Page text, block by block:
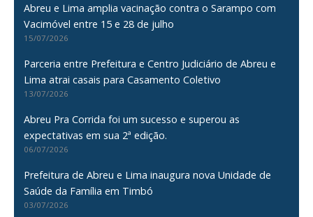
Abreu e Lima amplia vacinação contra o Sarampo com
Vacimóvel entre 15 e 28 de julho
15/07/2026
Parceria entre Prefeitura e Centro Judiciário de Abreu e
Lima atrai casais para Casamento Coletivo
13/07/2026
Abreu Pra Corrida foi um sucesso e superou as
expectativas em sua 2ª edição.
06/07/2026
Prefeitura de Abreu e Lima inaugura nova Unidade de
Saúde da Família em Timbó
03/07/2026